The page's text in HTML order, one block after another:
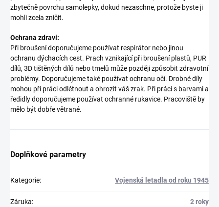
zbytečně povrchu samolepky, dokud nezaschne, protože byste ji
mohli zcela zničit.
Ochrana zdraví:
Při broušení doporučujeme používat respirátor nebo jinou
ochranu dýchacích cest. Prach vznikající při broušení plastů, PUR
dílů, 3D tištěných dílů nebo tmelů může později způsobit zdravotní
problémy. Doporučujeme také používat ochranu očí. Drobné díly
mohou při práci odlétnout a ohrozit váš zrak. Při práci s barvami a
ředidly doporučujeme používat ochranné rukavice. Pracoviště by
mělo být dobře větrané.
Doplňkové parametry
Kategorie: Vojenská letadla od roku 1945
Záruka: 2 roky